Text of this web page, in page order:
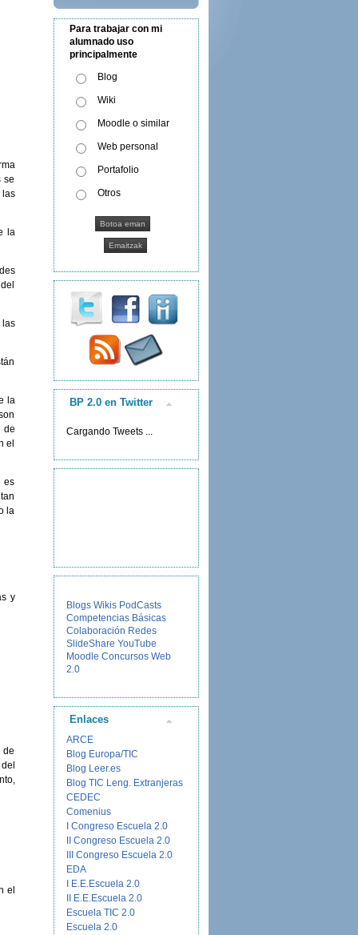
se
la
las
la
de
el
es
la
y
de
el
Para trabajar con mi
alumnado uso
principalmente
Blog
Wiki
Moodle o similar
Web personal
Portafolio
Otros
BP 2.0 en Twitter
Cargando Tweets ...
Blogs Wikis PodCasts
Competencias Básicas
Colaboración Redes
SlideShare YouTube
Moodle Concursos Web
2.0
Enlaces
ARCE
Blog Europa/TIC
Blog Leer.es
Blog TIC Leng. Extranjeras
CEDEC
Comenius
I Congreso Escuela 2.0
II Congreso Escuela 2.0
III Congreso Escuela 2.0
EDA
I E.E.Escuela 2.0
II E.E.Escuela 2.0
Escuela TIC 2.0
Escuela 2.0